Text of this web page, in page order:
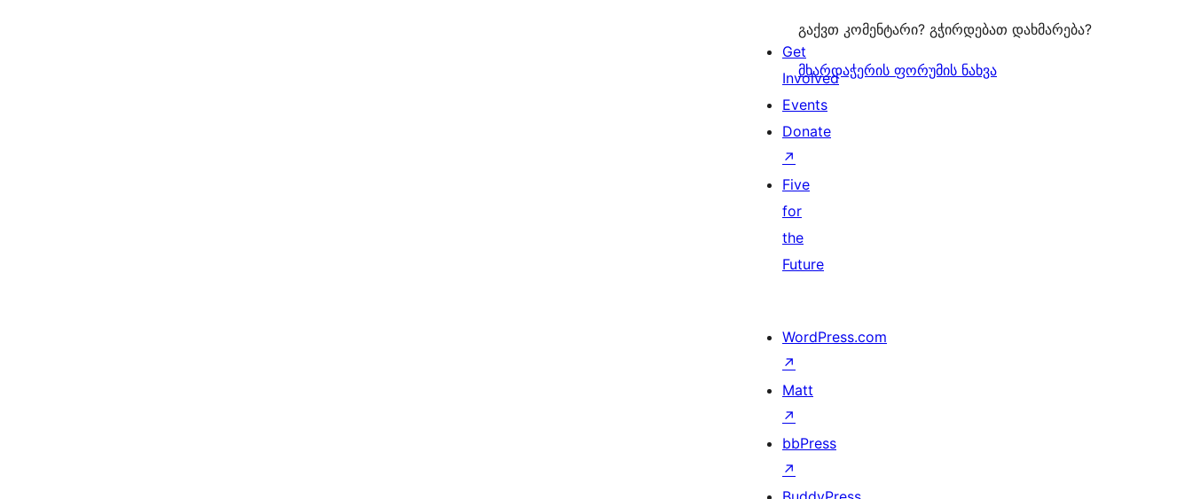
გაქვთ კომენტარი? გჭირდებათ დახმარება?
მხარდაჭერის ფორუმის ნახვა
Get
Involved
Events
Donate
↗
Five
for
the
Future
WordPress.com
↗
Matt
↗
bbPress
↗